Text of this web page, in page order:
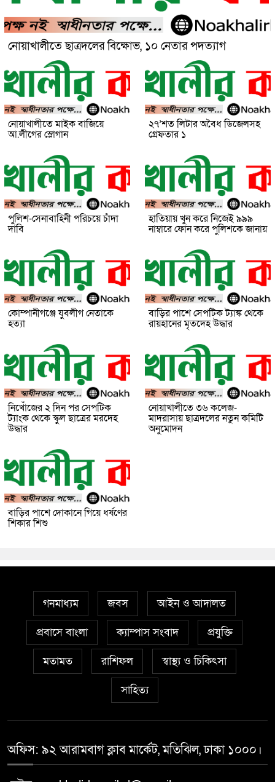
নোয়াখালীতে ছাত্রদলের বিক্ষোভ, ১০ নেতার পদত্যাগ
নোয়াখালীতে মাইক বাজিয়ে
আ.লীগের স্লোগান
২৭’শত লিটার অবৈধ ডিজেলসহ
গ্রেফতার ১
পুলিশ-সেনাবাহিনী পরিচয়ে চাঁদা
দাবি
হাতিয়ায় খুন করে নিজেই ৯৯৯
নাম্বারে ফোন করে পুলিশকে জানায়
কোম্পানীগঞ্জে যুবলীগ নেতাকে
হত্যা
বাড়ির পাশে সেপটিক ট্যাঙ্ক থেকে
রায়হানের মৃতদেহ উদ্ধার
নিখোঁজের ২ দিন পর সেপটিক
ট্যাংক থেকে স্কুল ছাত্রের মরদেহ
উদ্ধার
নোয়াখালীতে ৩৬ কলেজ-
মাদরাসায় ছাত্রদলের নতুন কমিটি
অনুমোদন
বাড়ির পাশে দোকানে গিয়ে ধর্ষণের
শিকার শিশু
গনমাধ্যম জবস আইন ও আদালত
প্রবাসে বাংলা ক্যাম্পাস সংবাদ প্রযুক্তি
মতামত রাশিফল স্বাস্থ্য ও চিকিৎসা
সাহিত্য
অফিস: ৯২ আরামবাগ ক্লাব মার্কেট, মতিঝিল, ঢাকা ১০০০।